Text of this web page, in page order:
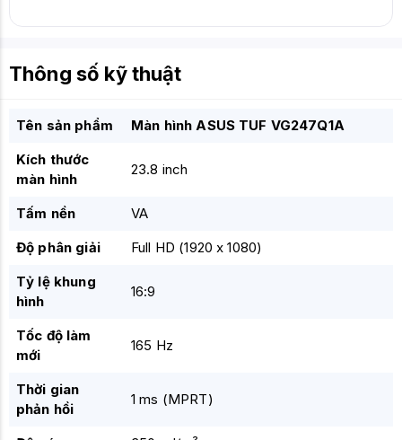
Thông số kỹ thuật
Tên sản phẩm
Màn hình ASUS TUF VG247Q1A
Kích thước
màn hình
23.8 inch
Tấm nền
VA
Độ phân giải
Full HD (1920 x 1080)
Tỷ lệ khung
hình
16:9
Tốc độ làm
mới
165 Hz
Thời gian
phản hồi
1 ms (MPRT)